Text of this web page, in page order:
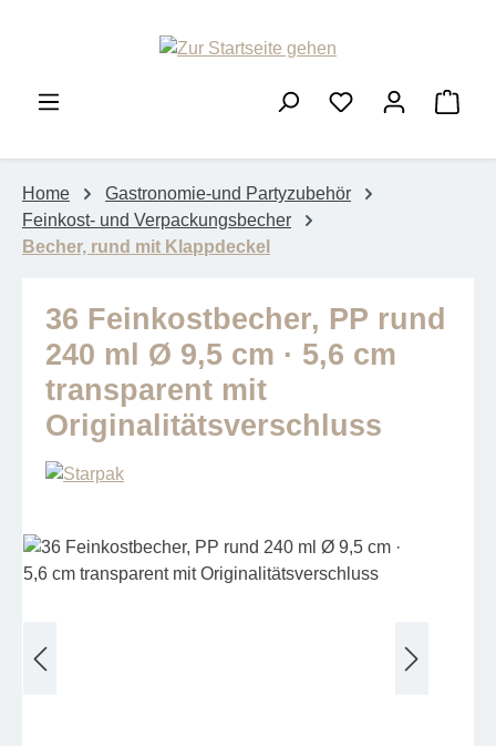
Home
Gastronomie-und Partyzubehör
Feinkost- und Verpackungsbecher
Becher, rund mit Klappdeckel
36 Feinkostbecher, PP rund
240 ml Ø 9,5 cm · 5,6 cm
transparent mit
Originalitätsverschluss
Bildergalerie überspringen